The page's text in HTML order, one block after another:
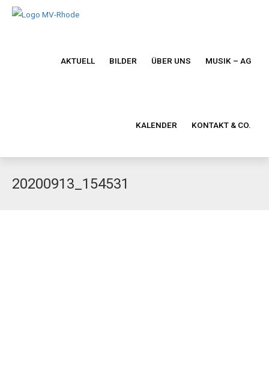
AKTUELL BILDER ÜBER UNS MUSIK – AG
KALENDER KONTAKT & CO.
20200913_154531